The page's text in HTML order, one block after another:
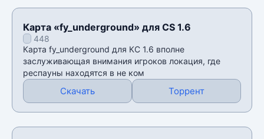
Карта «fy_underground» для CS 1.6
448
Карта fy_underground для КС 1.6 вполне
заслуживающая внимания игроков локация, где
респауны находятся в не ком
Скачать Торрент